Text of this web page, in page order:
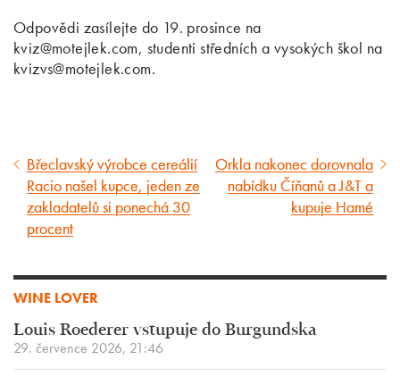
Odpovědi zasílejte do 19. prosince na
kviz@motejlek.com, studenti středních a vysokých škol na
kvizvs@motejlek.com.
Předcházející
článek
Břeclavský výrobce cereálií
Racio našel kupce, jeden ze
zakladatelů si ponechá 30
procent
Následující
článek
Orkla nakonec dorovnala
nabídku Číňanů a J&T a
kupuje Hamé
WINE LOVER
Louis Roederer vstupuje do Burgundska
29. července 2026, 21:46